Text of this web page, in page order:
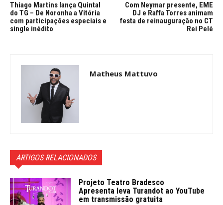
Thiago Martins lança Quintal
do TG – De Noronha a Vitória
com participações especiais e
single inédito
Com Neymar presente, EME
DJ e Raffa Torres animam
festa de reinauguração no CT
Rei Pelé
Matheus Mattuvo
ARTIGOS RELACIONADOS
Projeto Teatro Bradesco
Apresenta leva Turandot ao YouTube
em transmissão gratuita